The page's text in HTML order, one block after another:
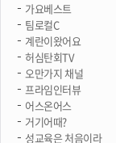
가요베스트
팀로컬C
계란이왔어요
허심탄회TV
오만가지 채널
프라임인터뷰
어스온어스
거기어때?
성교육은 처음이라